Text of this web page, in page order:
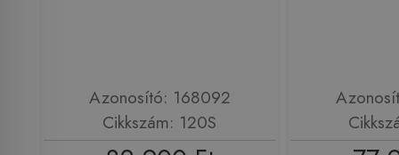
Azonosító: 168092
Cikkszám: 120S